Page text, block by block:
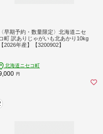
〈早期予約・数量限定〉北海道ニセ
コ町 訳ありじゃがいも北あかり10kg
【2026年産】【3200902】
北海道ニセコ町
円